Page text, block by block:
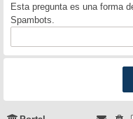
Esta pregunta es una forma
Spambots.